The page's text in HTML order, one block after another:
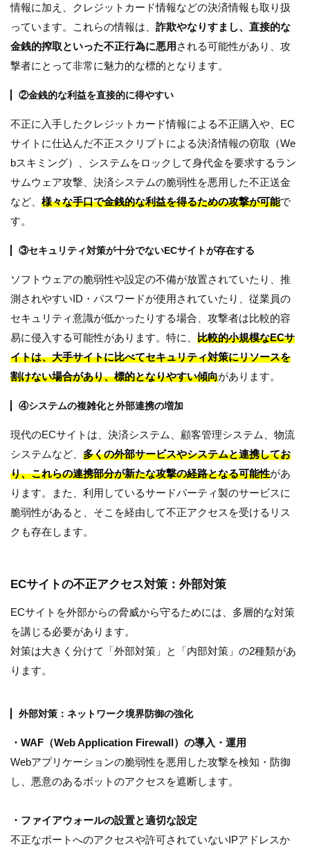
情報に加え、クレジットカード情報などの決済情報も取り扱
っています。これらの情報は、 詐欺やなりすまし、直接的な
金銭的搾取といった不正行為に悪用 される可能性があり、攻
撃者にとって非常に魅力的な標的となります。
②金銭的な利益を直接的に得やすい
不正に入手したクレジットカード情報による不正購入や、EC
サイトに仕込んだ不正スクリプトによる決済情報の窃取（We
bスキミング）、システムをロックして身代金を要求するラン
サムウェア攻撃、決済システムの脆弱性を悪用した不正送金
など、 様々な手口で金銭的な利益を得るための攻撃が可能で
す。
③セキュリティ対策が十分でないECサイトが存在する
ソフトウェアの脆弱性や設定の不備が放置されていたり、推
測されやすいID・パスワードが使用されていたり、従業員の
セキュリティ意識が低かったりする場合、攻撃者は比較的容
易に侵入する可能性があります。特に、 比較的小規模なECサ
イトは、大手サイトに比べてセキュリティ対策にリソースを
割けない場合があり、標的となりやすい傾向があります。
④システムの複雑化と外部連携の増加
現代のECサイトは、決済システム、顧客管理システム、物流
システムなど、 多くの外部サービスやシステムと連携してお
り、これらの連携部分が新たな攻撃の経路となる可能性があ
ります。また、利用しているサードパーティ製のサービスに
脆弱性があると、そこを経由して不正アクセスを受けるリス
クも存在します。
ECサイトの不正アクセス対策：外部対策
ECサイトを外部からの脅威から守るためには、多層的な対策
を講じる必要があります。
対策は大きく分けて「外部対策」と「内部対策」の2種類があ
ります。
外部対策：ネットワーク境界防御の強化
・WAF（Web Application Firewall）の導入・運用
Webアプリケーションの脆弱性を悪用した攻撃を検知・防御
し、悪意のあるボットのアクセスを遮断します。
・ファイアウォールの設置と適切な設定
不正なポートへのアクセスや許可されていないIPアドレスか